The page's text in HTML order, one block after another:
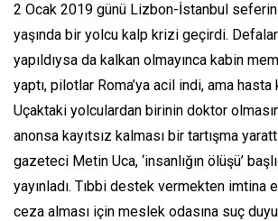
2 Ocak 2019 günü Lizbon-İstanbul
yaşında bir yolcu kalp krizi geçirdi.
yapıldıysa da kalkan olmayınca kabin
yaptı, pilotlar Roma’ya acil indi, ama hasta
Uçaktaki yolculardan birinin doktor
anonsa kayıtsız kalması bir tartışma
gazeteci Metin Uca, ‘insanlığın ölüşü’
yayınladı. Tıbbi destek vermekten imtina
ceza alması için meslek odasına suç